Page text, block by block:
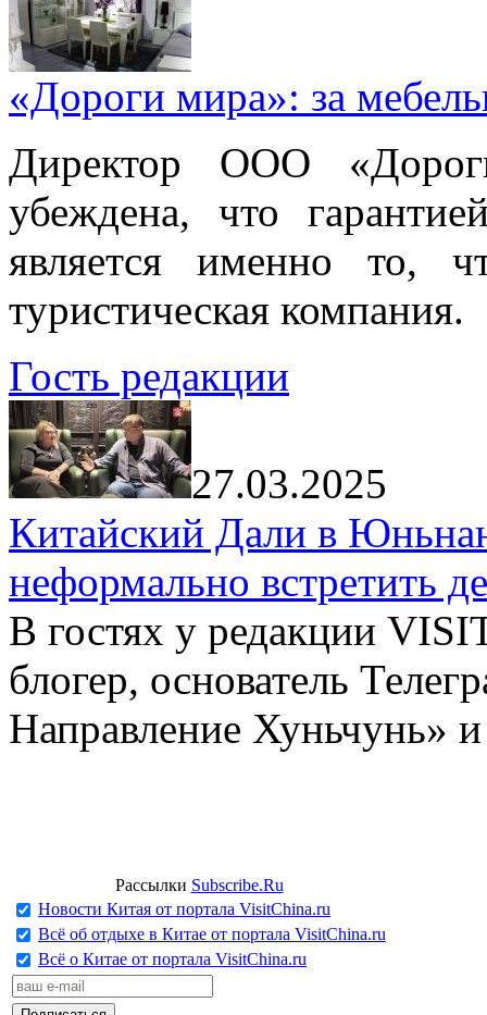
«Дороги мира»: за
Директор ООО
убеждена, что
является именно то,
туристическая компания.
Гость редакции
27.03.2025
Китайский Дали в
неформально встретить
В гостях у редакции
блогер, основатель
Направление Хуньчунь»
Рассылки Subscribe.Ru
Новости Китая от портала VisitChina.ru
Всё об отдыхе в Китае от портала VisitChina.ru
Всё о Китае от портала VisitChina.ru